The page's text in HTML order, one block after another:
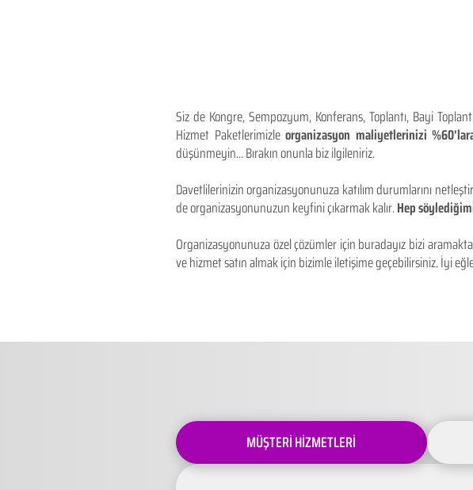
Siz de Kongre, Sempozyum, Konferans, Toplantı, Bayi
Hizmet Paketlerimizleorganizasyon maliyetlerinizi
düşünmeyin... Bırakın onunla biz ilgileniriz.
Davetlilerinizin organizasyonunuza katılım durumlarını
de organizasyonunuzun keyfini çıkarmak kalır.Hep
Organizasyonunuza özel çözümler için buradayız bizi
ve hizmet satın almak için bizimle iletişime geçebilirsiniz. İyi
MÜŞTERİ HİZMETLERİ